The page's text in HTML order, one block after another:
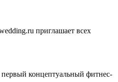
приглашает всех
концептуальный фитнес-